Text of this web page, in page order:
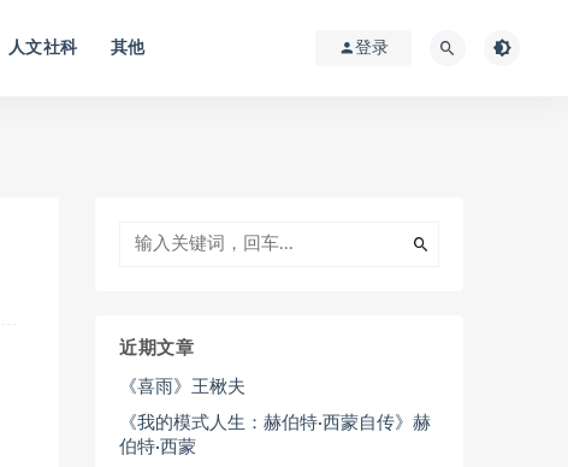
人文社科 其他 登录
近期文章
《喜雨》王楸夫
《我的模式人生：赫伯特·西蒙自传》赫
伯特·西蒙